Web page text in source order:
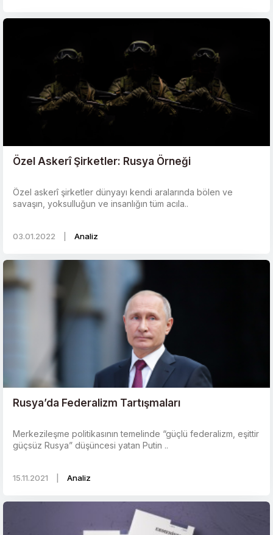
Özel Askerî Şirketler: Rusya Örneği
Özel askerî şirketler dünyayı kendi aralarında bölen ve
savaşın, yoksulluğun ve insanlığın tüm acıla..
03.01.2022 Analiz
Rusya’da Federalizm Tartışmaları
Merkezileşme politikasının temelinde “güçlü federalizm, eşittir
güçsüz Rusya” düşüncesi yatan Putin ..
15.11.2021 Analiz